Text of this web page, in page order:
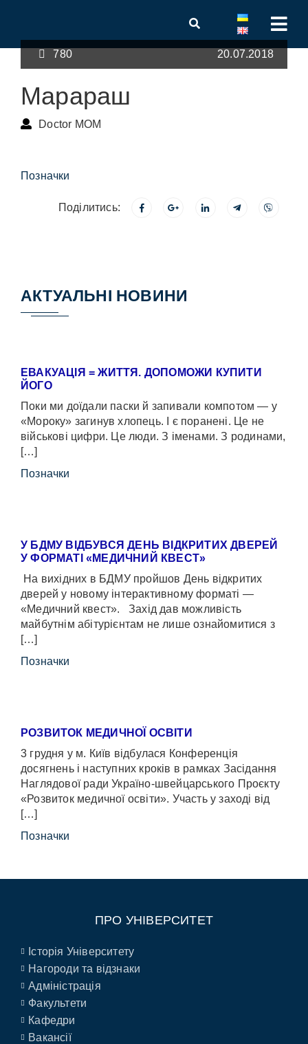
780 20.07.2018
Марараш
Doctor MOM
Позначки
Поділитись:
АКТУАЛЬНІ НОВИНИ
ЕВАКУАЦІЯ = ЖИТТЯ. ДОПОМОЖИ КУПИТИ
ЙОГО
Поки ми доїдали паски й запивали компотом — у
«Мороку» загинув хлопець. І є поранені. Це не
військові цифри. Це люди. З іменами. З родинами,
[…]
Позначки
У БДМУ ВІДБУВСЯ ДЕНЬ ВІДКРИТИХ ДВЕРЕЙ
У ФОРМАТІ «МЕДИЧНИЙ КВЕСТ»
На вихідних в БДМУ пройшов День відкритих
дверей у новому інтерактивному форматі —
«Медичний квест». Захід дав можливість
майбутнім абітурієнтам не лише ознайомитися з
[…]
Позначки
РОЗВИТОК МЕДИЧНОЇ ОСВІТИ
3 грудня у м. Київ відбулася Конференція
досягнень і наступних кроків в рамках Засідання
Наглядової ради Україно-швейцарського Проєкту
«Розвиток медичної освіти». Участь у заході від
[…]
Позначки
ПРО УНІВЕРСИТЕТ
Історія Університету
Нагороди та відзнаки
Адміністрація
Факультети
Кафедри
Вакансії